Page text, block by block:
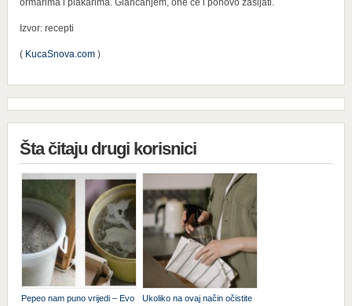
ormarima i plakarima. Glancanjem, one će i ponovo zasijati.
Izvor: recepti
( KucaSnova.com)
Šta čitaju drugi korisnici
Pepeo nam puno vrijedi – Evo
Ukoliko na ovaj način očistite